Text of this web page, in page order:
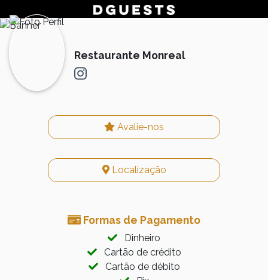
Restaurante Monreal
Avalie-nos
Localização
Formas de Pagamento
Dinheiro
Cartão de crédito
Cartão de débito